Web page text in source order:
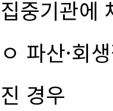
집중기관에
ㅇ 파산·회
진 경우